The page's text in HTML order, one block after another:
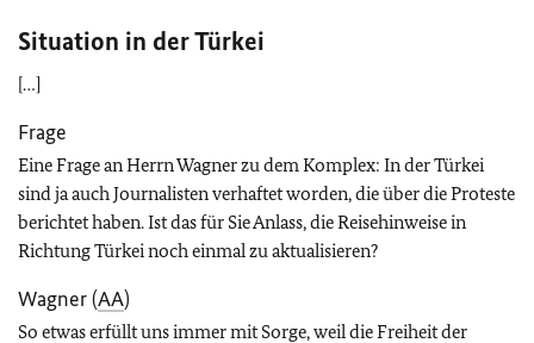
Situation in der Türkei
[…]
Frage
Eine Frage an Herrn Wagner zu dem Komplex: In der Türkei
sind ja auch Journalisten verhaftet worden, die über die Proteste
berichtet haben. Ist das für Sie Anlass, die Reisehinweise in
Richtung Türkei noch einmal zu aktualisieren?
Wagner (AA)
So etwas erfüllt uns immer mit Sorge, weil die Freiheit der